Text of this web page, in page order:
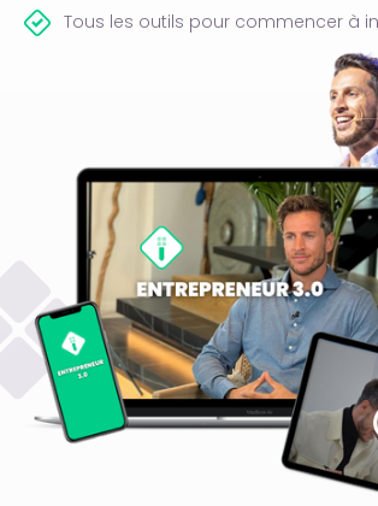
Tous les outils pour commencer à